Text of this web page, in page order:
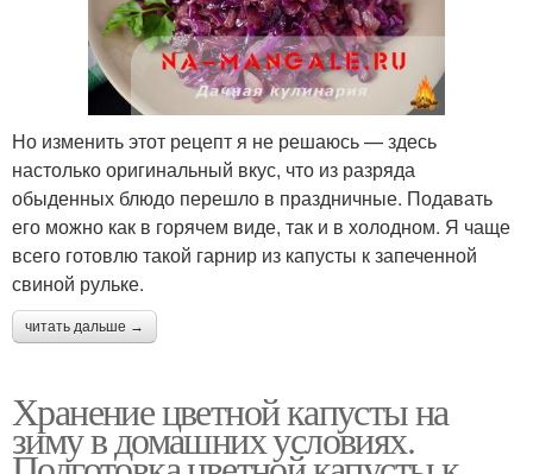
Но изменить этот рецепт я не решаюсь — здесь
настолько оригинальный вкус, что из разряда
обыденных блюдо перешло в праздничные. Подавать
его можно как в горячем виде, так и в холодном. Я чаще
всего готовлю такой гарнир из капусты к запеченной
свиной рульке.
читать дальше →
Хранение цветной капусты на
зиму в домашних условиях.